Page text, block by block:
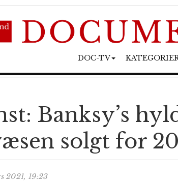
DOC-TV
Banksy’s
solgt for
2021, 19:23